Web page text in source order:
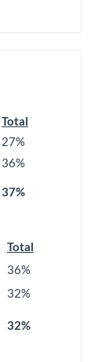
Total
27%
36%
37%
Total
36%
32%
32%